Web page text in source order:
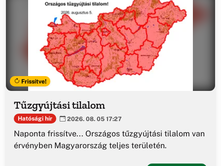
Frissítve!
Tűzgyújtási tilalom
Hatósági hír 2026. 08. 05 17:27
Naponta frissítve... Országos tűzgyújtási tilalom van
érvényben Magyarország teljes területén.